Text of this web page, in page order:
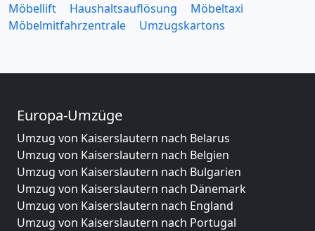
Möbellift
Haushaltsauflösung
Möbeltaxi
Möbelmitfahrzentrale
Umzugskartons
Europa-Umzüge
Umzug von Kaiserslautern nach Belarus
Umzug von Kaiserslautern nach Belgien
Umzug von Kaiserslautern nach Bulgarien
Umzug von Kaiserslautern nach Dänemark
Umzug von Kaiserslautern nach England
Umzug von Kaiserslautern nach Portugal